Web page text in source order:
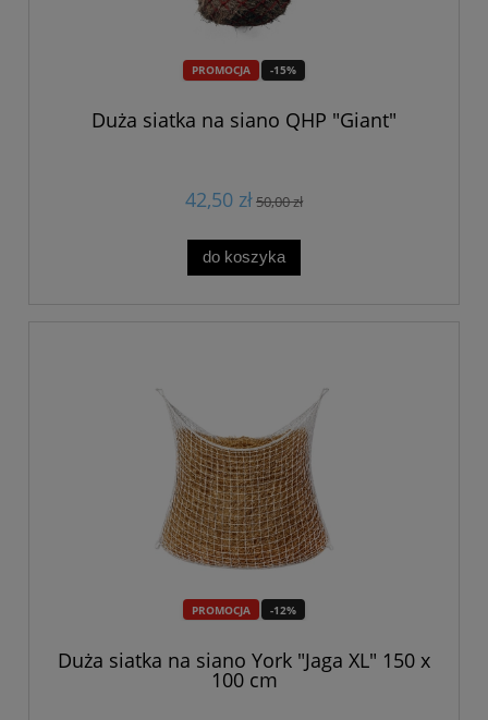
PROMOCJA -15%
Duża siatka na siano QHP "Giant"
42,50 zł50,00 zł
do koszyka
PROMOCJA -12%
Duża siatka na siano York "Jaga XL" 150 x
100 cm